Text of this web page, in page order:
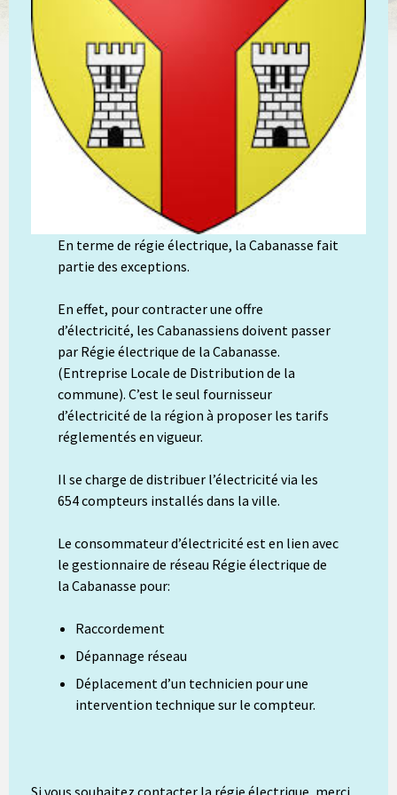
En terme de régie électrique, la Cabanasse fait
partie des exceptions.
En effet, pour contracter une offre
d’électricité, les Cabanassiens doivent passer
par Régie électrique de la Cabanasse.
(Entreprise Locale de Distribution de la
commune). C’est le seul fournisseur
d’électricité de la région à proposer les tarifs
réglementés en vigueur.
Il se charge de distribuer l’électricité via les
654 compteurs installés dans la ville.
Le consommateur d’électricité est en lien avec
le gestionnaire de réseau Régie électrique de
la Cabanasse pour:
Raccordement
Dépannage réseau
Déplacement d’un technicien pour une
intervention technique sur le compteur.
Si vous souhaitez contacter la régie électrique, merci